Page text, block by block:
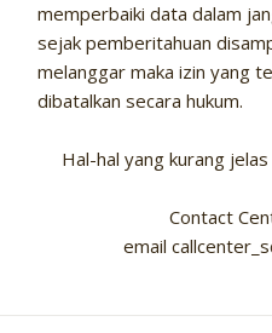
memperbaiki data dalam
sejak pemberitahuan
melanggar maka izin yang
dibatalkan secara hukum.
Hal-hal yang kurang
Contact
email